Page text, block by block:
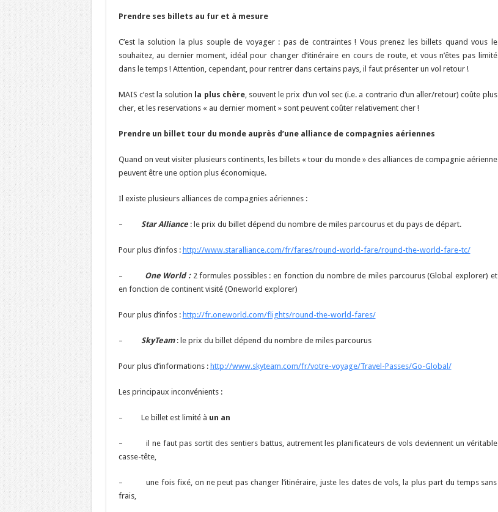
Prendre ses billets au fur et à mesure
C’est la solution la plus souple de voyager : pas de contraintes ! Vous prenez les billets quand vous le
souhaitez, au dernier moment, idéal pour changer d’itinéraire en cours de route, et vous n’êtes pas limité
dans le temps ! Attention, cependant, pour rentrer dans certains pays, il faut présenter un vol retour !
MAIS c’est la solution la plus chère, souvent le prix d’un vol sec (i.e. a contrario d’un aller/retour) coûte plus
cher, et les reservations « au dernier moment » sont peuvent coûter relativement cher !
Prendre un billet tour du monde auprès d’une alliance de compagnies aériennes
Quand on veut visiter plusieurs continents, les billets « tour du monde » des alliances de compagnie aérienne
peuvent être une option plus économique.
Il existe plusieurs alliances de compagnies aériennes :
– Star Alliance: le prix du billet dépend du nombre de miles parcourus et du pays de départ.
Pour plus d’infos : http://www.staralliance.com/fr/fares/round-world-fare/round-the-world-fare-tc/
– One World : 2 formules possibles : en fonction du nombre de miles parcourus (Global explorer) et
en fonction de continent visité (Oneworld explorer)
Pour plus d’infos : http://fr.oneworld.com/flights/round-the-world-fares/
– SkyTeam : le prix du billet dépend du nombre de miles parcourus
Pour plus d’informations : http://www.skyteam.com/fr/votre-voyage/Travel-Passes/Go-Global/
Les principaux inconvénients :
– Le billet est limité à un an
– il ne faut pas sortit des sentiers battus, autrement les planificateurs de vols deviennent un véritable
casse-tête,
– une fois fixé, on ne peut pas changer l’itinéraire, juste les dates de vols, la plus part du temps sans
frais,